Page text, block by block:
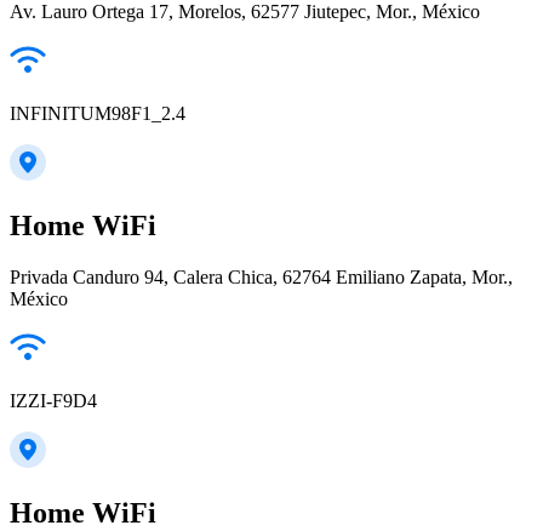
Av. Lauro Ortega 17, Morelos, 62577 Jiutepec, Mor., México
INFINITUM98F1_2.4
Home WiFi
Privada Canduro 94, Calera Chica, 62764 Emiliano Zapata, Mor.,
México
IZZI-F9D4
Home WiFi